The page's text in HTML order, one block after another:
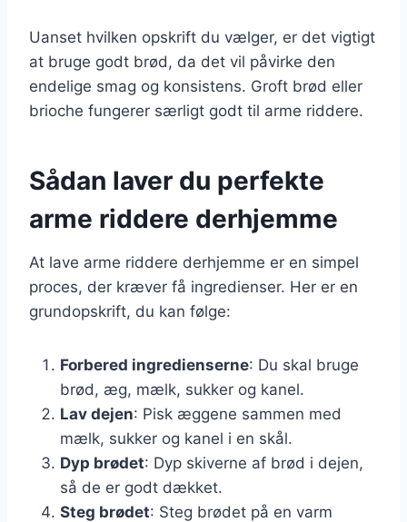
Uanset hvilken opskrift du vælger, er det vigtigt
at bruge godt brød, da det vil påvirke den
endelige smag og konsistens. Groft brød eller
brioche fungerer særligt godt til arme riddere.
Sådan laver du perfekte
arme riddere derhjemme
At lave arme riddere derhjemme er en simpel
proces, der kræver få ingredienser. Her er en
grundopskrift, du kan følge:
Forbered ingredienserne: Du skal bruge
brød, æg, mælk, sukker og kanel.
Lav dejen: Pisk æggene sammen med
mælk, sukker og kanel i en skål.
Dyp brødet: Dyp skiverne af brød i dejen,
så de er godt dækket.
Steg brødet: Steg brødet på en varm